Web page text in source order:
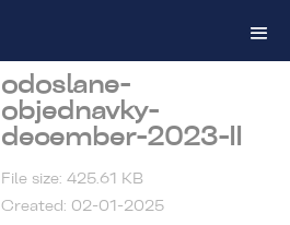
odoslane-
objednavky-
december-2023-II
File size: 425.61 KB
Created: 02-01-2025